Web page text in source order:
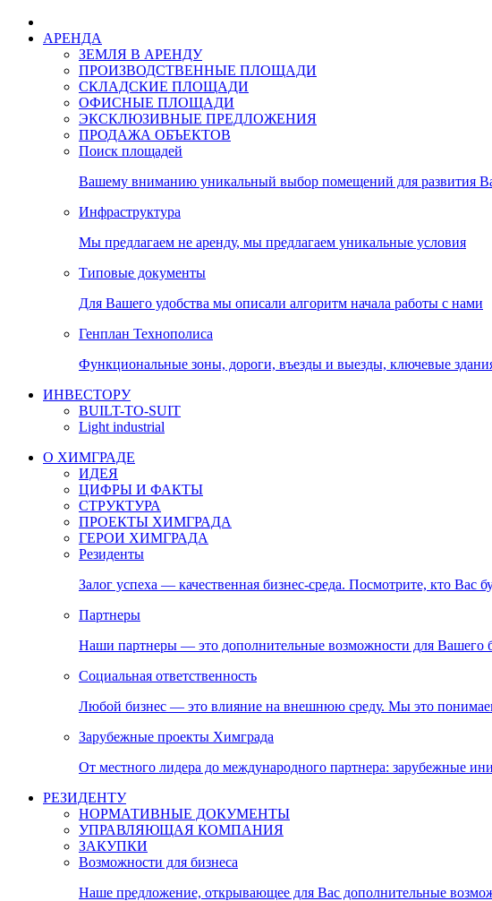
АРЕНДА
ЗЕМЛЯ В АРЕНДУ
ПРОИЗВОДСТВЕННЫЕ ПЛОЩАДИ
СКЛАДСКИЕ ПЛОЩАДИ
ОФИСНЫЕ ПЛОЩАДИ
ЭКСКЛЮЗИВНЫЕ ПРЕДЛОЖЕНИЯ
ПРОДАЖА ОБЪЕКТОВ
Поиск площадей
Вашему вниманию уникальный выбор помещений для развития
Инфраструктура
Мы предлагаем не аренду, мы предлагаем уникальные условия
Типовые документы
Для Вашего удобства мы описали алгоритм начала работы с нами
Генплан Технополиса
Функциональные зоны, дороги, въезды и выезды, ключевые
ИНВЕСТОРУ
BUILT-TO-SUIT
Light industrial
О ХИМГРАДЕ
ИДЕЯ
ЦИФРЫ И ФАКТЫ
СТРУКТУРА
ПРОЕКТЫ ХИМГРАДА
ГЕРОИ ХИМГРАДА
Резиденты
Залог успеха — качественная бизнес-среда. Посмотрите, кто Вас
Партнеры
Наши партнеры — это дополнительные возможности для Вашего
Социальная ответственность
Любой бизнес — это влияние на внешнюю среду. Мы это
Зарубежные проекты Химграда
От местного лидера до международного партнера: зарубежные
РЕЗИДЕНТУ
НОРМАТИВНЫЕ ДОКУМЕНТЫ
УПРАВЛЯЮЩАЯ КОМПАНИЯ
ЗАКУПКИ
Возможности для бизнеса
Наше предложение, открывающее для Вас дополнительные